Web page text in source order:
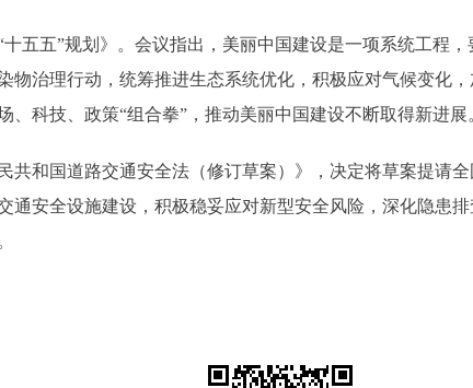
五”规划》。会议指出，美丽中国建设是一项系统工程，
物治理行动，统筹推进生态系统优化，积极应对气候变化
科技、政策“组合拳”，推动美丽中国建设不断取得新进展
和国道路交通安全法（修订草案）》，决定将草案提请全
通安全设施建设，积极稳妥应对新型安全风险，深化隐患